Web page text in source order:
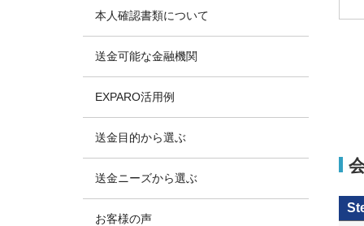
本人確認書類について
送金可能な金融機関
EXPARO活用例
送金目的から選ぶ
送金ニーズから選ぶ
お客様の声